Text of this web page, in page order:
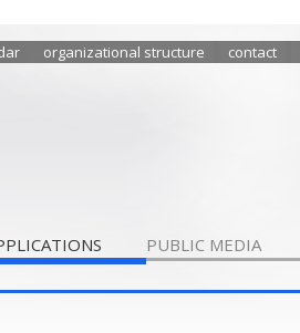
organizational structure contact
PUBLIC MEDIA